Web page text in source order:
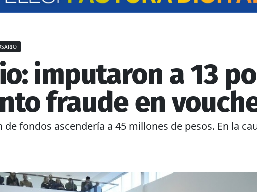
imputaron a 13
fraude en
de fondos ascendería a 45 millones de pesos. En la